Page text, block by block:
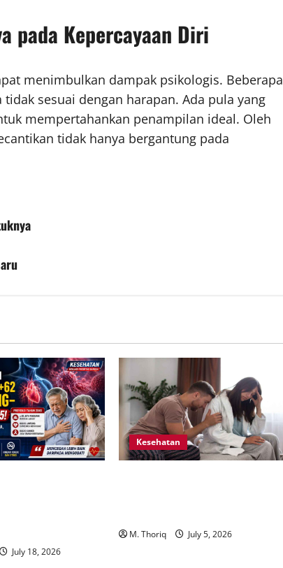
pada Kepercayaan Diri
menimbulkan dampak psikologis. Beberapa
sesuai dengan harapan. Ada pula yang
mempertahankan penampilan ideal. Oleh
tidak hanya bergantung pada
July 18, 2026
Kesehatan
M. Thoriq July 5, 2026